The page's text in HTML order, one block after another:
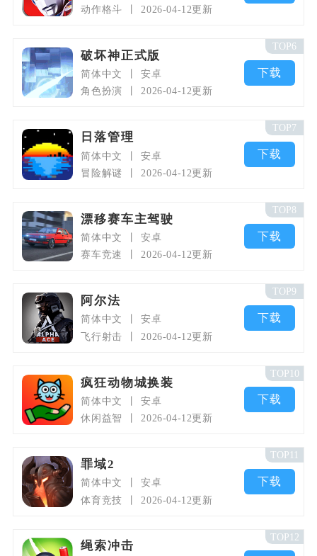
动作格斗
2026-04-12更新
破坏神正式版
简体中文
安卓
角色扮演
2026-04-12更新
下载
TOP6
日落管理
简体中文
安卓
冒险解谜
2026-04-12更新
下载
TOP7
漂移赛车主驾驶
简体中文
安卓
赛车竞速
2026-04-12更新
下载
TOP8
阿尔法
简体中文
安卓
飞行射击
2026-04-12更新
下载
TOP9
疯狂动物城换装
简体中文
安卓
休闲益智
2026-04-12更新
下载
TOP10
罪域2
简体中文
安卓
体育竞技
2026-04-12更新
下载
TOP11
绳索冲击
TOP12